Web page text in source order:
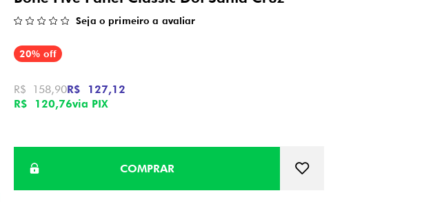
Seja o primeiro a avaliar
20% off
R$ 120,76via PIX
R$ 158,90R$ 127,12